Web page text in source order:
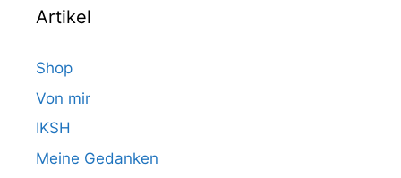
Artikel
Shop
Von mir
IKSH
Meine Gedanken